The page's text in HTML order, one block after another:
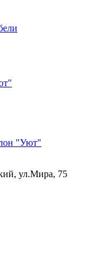
"Уют"
ул.Мира, 75